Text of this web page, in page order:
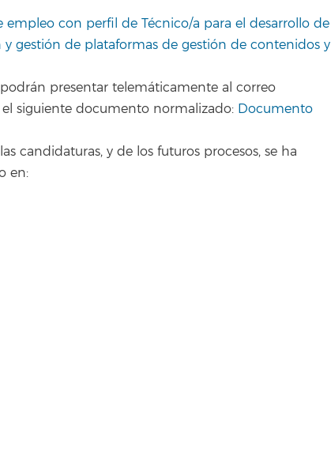
empleo con perfil de Técnico/a para el desarrollo de
gestión de plataformas de gestión de contenidos y
presentar telemáticamente al correo
siguiente documento normalizado: Documento
candidaturas, y de los futuros procesos, se ha
en: